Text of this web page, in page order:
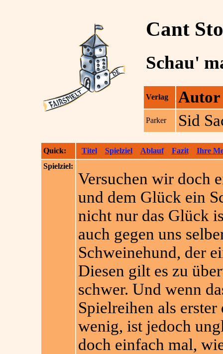
Cant
Schau'
Verlag Autor
Parker Sid
Quick: Titel Spielziel Ablauf Fazit
Ihre
Spielziel:
Versuchen wir doch
und dem Glück ein
nicht nur das Glück
auch gegen uns
Schweinehund, der
Diesen gilt es zu
schwer. Und wenn
Spielreihen als
wenig, ist jedoch
doch einfach mal,